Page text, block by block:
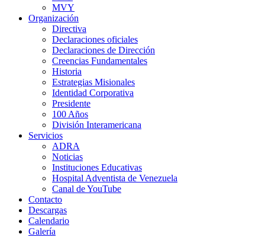
MVY
Organización
Directiva
Declaraciones oficiales
Declaraciones de Dirección
Creencias Fundamentales
Historia
Estrategias Misionales
Identidad Corporativa
Presidente
100 Años
División Interamericana
Servicios
ADRA
Noticias
Instituciones Educativas
Hospital Adventista de Venezuela
Canal de YouTube
Contacto
Descargas
Calendario
Galería